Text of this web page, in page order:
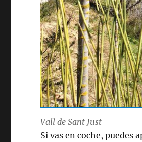
Vall de Sant Just
Si vas en coche, puedes